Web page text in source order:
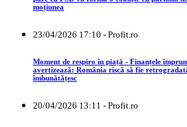
moțiunea
23/04/2026 17:10 - Profit.ro
Moment de respiro în piață - Finanțele
avertizează: România riscă să fie
îmbunătățesc
20/04/2026 13:11 - Profit.ro